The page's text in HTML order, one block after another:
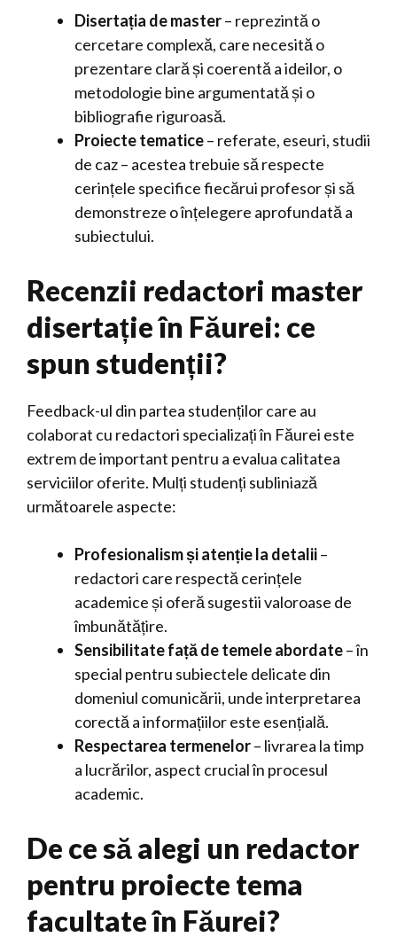
Disertația de master– reprezintă o
cercetare complexă, care necesită o
prezentare clară și coerentă a ideilor, o
metodologie bine argumentată și o
bibliografie riguroasă.
Proiecte tematice– referate, eseuri, studii
de caz – acestea trebuie să respecte
cerințele specifice fiecărui profesor și să
demonstreze o înțelegere aprofundată a
subiectului.
Recenzii redactori master
disertație în Făurei: ce
spun studenții?
Feedback-ul din partea studenților care au
colaborat cu redactori specializați în Făurei este
extrem de important pentru a evalua calitatea
serviciilor oferite. Mulți studenți subliniază
următoarele aspecte:
Profesionalism și atenție la detalii–
redactori care respectă cerințele
academice și oferă sugestii valoroase de
îmbunătățire.
Sensibilitate față de temele abordate– în
special pentru subiectele delicate din
domeniul comunicării, unde interpretarea
corectă a informațiilor este esențială.
Respectarea termenelor– livrarea la timp
a lucrărilor, aspect crucial în procesul
academic.
De ce să alegi un redactor
pentru proiecte tema
facultate în Făurei?